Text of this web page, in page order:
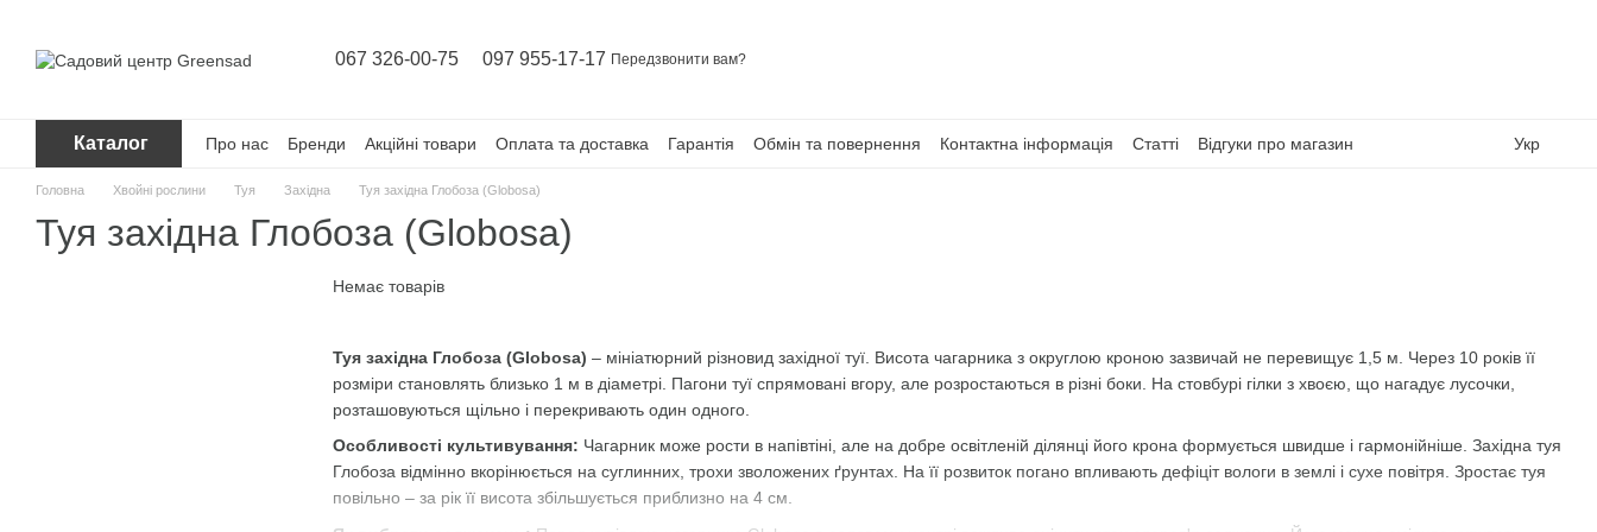
067 326-00-75 097 955-17-17 Передзвонити вам?
Каталог Про нас Бренди Акційні товари Оплата та доставка Гарантія Обмін та повернення Контактна інформація Статті Відгуки про магазин Укр
Головна Хвойні рослини Туя Західна Туя західна Глобоза (Globosa)
Туя західна Глобоза (Globosa)
Туя західна Глобоза (Globosa) ‒ мініатюрний різновид західної туї. Висота чагарника з округлою кроною зазвичай не перевищує 1,5 м. Через 10 років її
розміри становлять близько 1 м в діаметрі. Пагони туї спрямовані вгору, але розростаються в різні боки. На стовбурі гілки з хвоєю, що нагадує лусочки,
розташовуються щільно і перекривають один одного.
Особливості культивування: Чагарник може рости в напівтіні, але на добре освітленій ділянці його крона формується швидше і гармонійніше. Західна туя
Глобоза відмінно вкорінюється на суглинних, трохи зволожених ґрунтах. На її розвиток погано впливають дефіціт вологи в землі і сухе повітря. Зростає туя
повільно ‒ за рік її висота збільшується приблизно на 4 см.
Немає товарів